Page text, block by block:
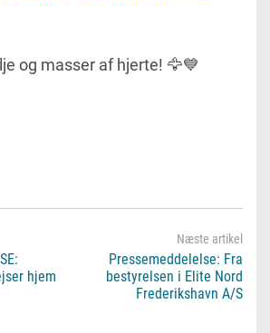
og masser af hjerte! 🦅💙
hjem
Pressemeddelelse: Fra
bestyrelsen i Elite Nord
Frederikshavn A/S